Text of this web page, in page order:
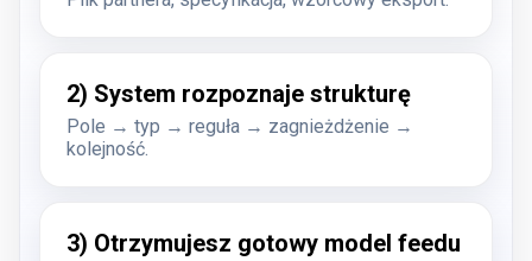
2) System rozpoznaje strukturę
Pole → typ → reguła → zagnieżdżenie →
kolejność.
3) Otrzymujesz gotowy model feedu